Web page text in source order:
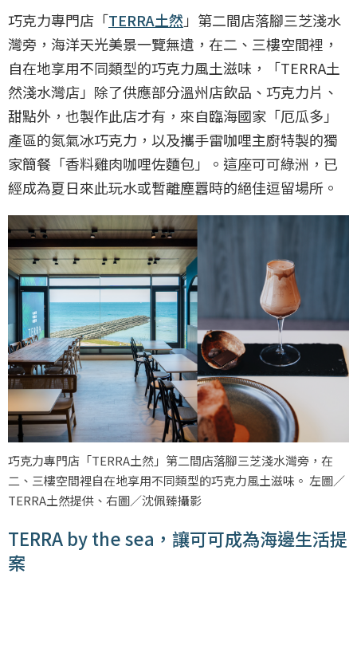
巧克力專門店「TERRA土然 」第二間店落腳三芝淺水
灣旁，海洋天光美景一覽無遺，在二、三樓空間裡，
自在地享用不同類型的巧克力風土滋味，「TERRA土
然淺水灣店」除了供應部分溫州店飲品、巧克力片、
甜點外，也製作此店才有，來自臨海國家「厄瓜多」
產區的氮氣冰巧克力，以及攜手雷咖哩主廚特製的獨
家簡餐「香料雞肉咖哩佐麵包」。這座可可綠洲，已
經成為夏日來此玩水或暫離塵囂時的絕佳逗留場所。
巧克力專門店「TERRA土然」第二間店落腳三芝淺水灣旁，在
二、三樓空間裡自在地享用不同類型的巧克力風土滋味。 左圖／
TERRA土然提供、右圖／沈佩臻攝影
TERRA by the sea，讓可可成為海邊生活提
案